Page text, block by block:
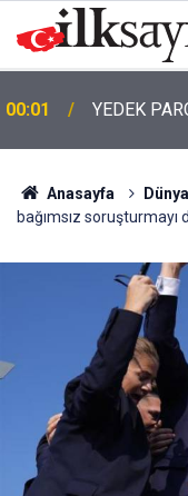
00:01 TEMİZLİK
Anasayfa Dünya
bağımsız soruşturmayı